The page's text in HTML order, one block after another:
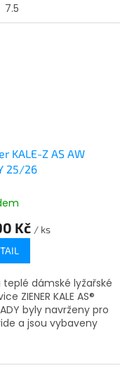
voděodolné,
a prodyšné.
7.5
KALE-Z AS AW
25/26
Kč / ks
teplé dámské lyžařské
ZIENER KALE AS®
byly navrženy pro
a jsou vybaveny
ZIENER
která